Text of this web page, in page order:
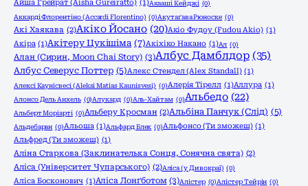
Айша Грейрат (Aisha Gureiratto) (1)Акааші Кейджі (0)
Аккарді Флорентіно (Accardi Florentino) (0)Акутаґава Рюноске (0)
Акі Хаякава (2)Акіко Йосано (20)Акіо Фудоу (Fudou Akio) (1)
Акіра (1)Акітеру Цукішіма (7)Акіхіко Накано (1)Ал (0)
Алан (Сирин, Moon Chai Story) (3)Албус Дамблдор (35)
Албус Северус Поттер (5)Алекс Стендел (Alex Standall) (1)
Алексі Каунісвесі (Aleksi Matias Kaunisvesi) (0)Алерія Тірелл (1)Аллура (1)
Алонсо Дель Анхель (0)Алукард (0)Аль-Хайтам (0)Альбедо (22)
Альберт Моріарті (0)Альберу Кросман (2)Альбіна Панчук (Слід) (5)
Альдебаран (0)Альоша (1)Альфард Блек (0)Альфонсо (Ти зможеш) (1)
Альфред (Ти зможеш) (1)
Аліна Старкова (Заклинателька Сонця, Сонячна свята) (2)
Аліса (Університет Чупарського) (2)Аліса (у Дивокраї) (0)
Аліса Босконович (1)Аліса Лонґботом (3)Алістер (0)Алістер Тейрін (0)